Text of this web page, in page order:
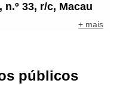
n.º 33, r/c, Macau
+ mais
públicos